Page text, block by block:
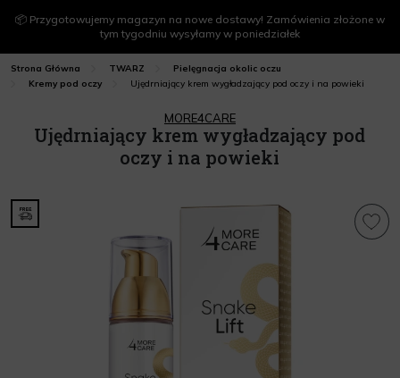
📦 Przygotowujemy magazyn na nowe dostawy! Zamówienia złożone w
tym tygodniu wysyłamy w poniedziałek
Strona Główna TWARZ
Pielęgnacja okolic oczu
Kremy pod oczy
Ujędrniający krem wygładzający pod oczy i na powieki
MORE4CARE
Ujędrniający krem wygładzający pod
oczy i na powieki